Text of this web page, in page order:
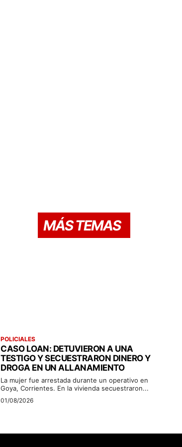
MÁS TEMAS
POLICIALES
CASO LOAN: DETUVIERON A UNA
TESTIGO Y SECUESTRARON DINERO Y
DROGA EN UN ALLANAMIENTO
La mujer fue arrestada durante un operativo en
Goya, Corrientes. En la vivienda secuestraron...
01/08/2026